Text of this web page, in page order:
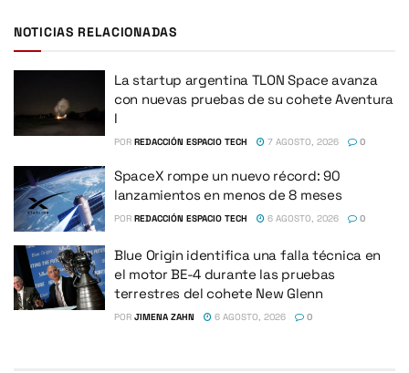
NOTICIAS RELACIONADAS
La startup argentina TLON Space avanza
con nuevas pruebas de su cohete Aventura
I
POR REDACCIÓN ESPACIO TECH 7 AGOSTO, 2026 0
SpaceX rompe un nuevo récord: 90
lanzamientos en menos de 8 meses
POR REDACCIÓN ESPACIO TECH 6 AGOSTO, 2026 0
Blue Origin identifica una falla técnica en
el motor BE-4 durante las pruebas
terrestres del cohete New Glenn
POR JIMENA ZAHN 6 AGOSTO, 2026 0